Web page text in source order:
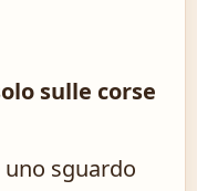
sulle corse
sguardo